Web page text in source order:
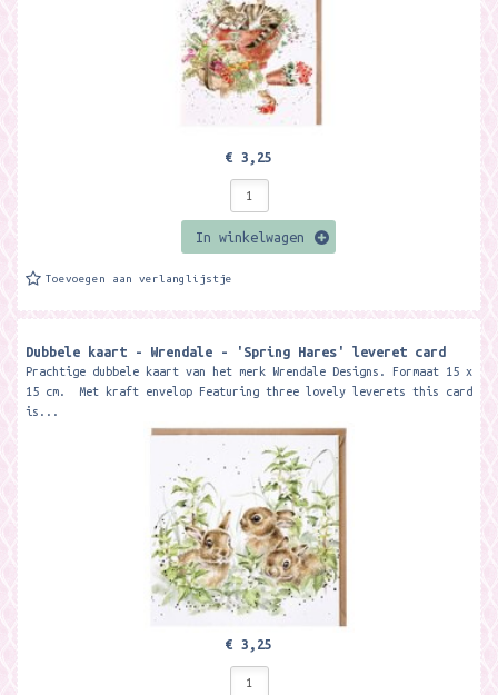
€ 3,25
In winkelwagen
Toevoegen aan verlanglijstje
Dubbele kaart - Wrendale - 'Spring Hares' leveret card
Prachtige dubbele kaart van het merk Wrendale Designs. Formaat 15 x
15 cm. Met kraft envelop Featuring three lovely leverets this card
is...
€ 3,25